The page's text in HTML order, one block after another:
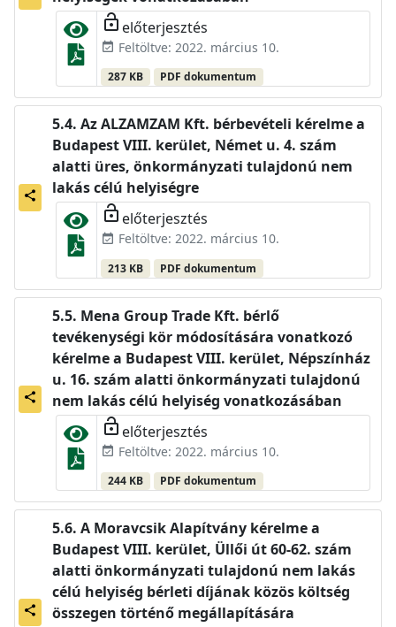
lock_open előterjesztés
event_available Feltöltve: 2022. március 10.
287 KB PDF dokumentum
share
Az ALZAMZAM Kft. bérbevételi kérelme a
Budapest VIII. kerület, Német u. 4. szám
alatti üres, önkormányzati tulajdonú nem
lakás célú helyiségre
lock_open előterjesztés
event_available Feltöltve: 2022. március 10.
213 KB PDF dokumentum
share
Mena Group Trade Kft. bérlő
tevékenységi kör módosítására vonatkozó
kérelme a Budapest VIII. kerület, Népszínház
u. 16. szám alatti önkormányzati tulajdonú
nem lakás célú helyiség vonatkozásában
lock_open előterjesztés
event_available Feltöltve: 2022. március 10.
244 KB PDF dokumentum
share
A Moravcsik Alapítvány kérelme a
Budapest VIII. kerület, Üllői út 60-62. szám
alatti önkormányzati tulajdonú nem lakás
célú helyiség bérleti díjának közös költség
összegen történő megállapítására